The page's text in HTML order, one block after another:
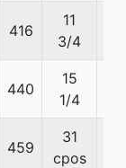
416
11
3/4
440
15
1/4
459
31
cpos